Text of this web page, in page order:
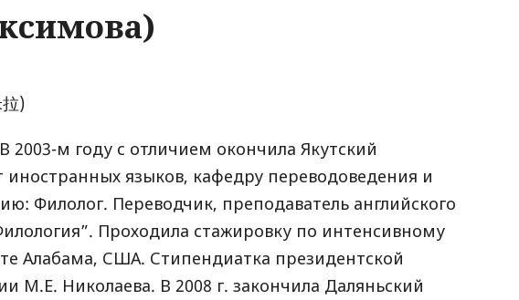
)
2003-м году с отличием окончила Якутский
иностранных языков, кафедру переводоведения и
Филолог. Переводчик, преподаватель английского
Проходила стажировку по интенсивному
Алабама, США. Стипендиатка президентской
М.Е. Николаева. В 2008 г. закончила Даляньский